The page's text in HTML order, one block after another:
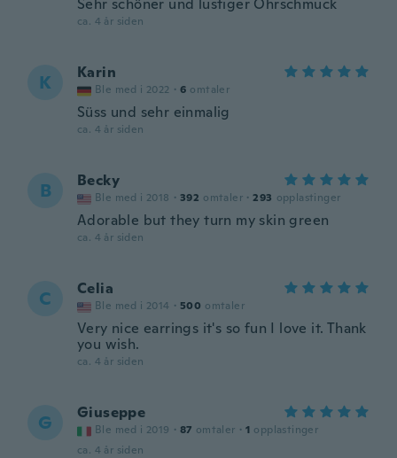
Sehr schöner und lustiger Ohrschmuck
ca. 4 år siden
K Karin
Ble med i 2022 · 6 omtaler
Süss und sehr einmalig
ca. 4 år siden
B Becky
Ble med i 2018 · 392 omtaler · 293 opplastinger
Adorable but they turn my skin green
ca. 4 år siden
C Celia
Ble med i 2014 · 500 omtaler
Very nice earrings it's so fun I love it. Thank
you wish.
ca. 4 år siden
G Giuseppe
Ble med i 2019 · 87 omtaler · 1 opplastinger
ca. 4 år siden